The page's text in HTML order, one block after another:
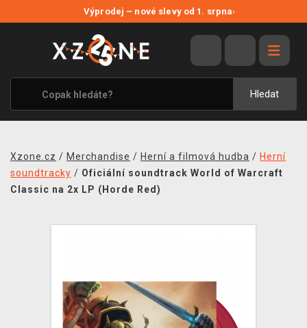
Výprodej – nové slevy od 1. srpna›
Hledat
VÝPRODEJ
VIDEOHRY
XZONE ORIGINALS
TÉMATIKY
MERCHANDISE
PRODEJNY
DOPRAVA
Xzone.cz / Merchandise / Herní a filmová hudba / Herní
soundtracky / Oficiální soundtrack World of Warcraft
Classic na 2x LP (Horde Red)